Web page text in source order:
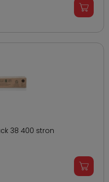
38 400 stron